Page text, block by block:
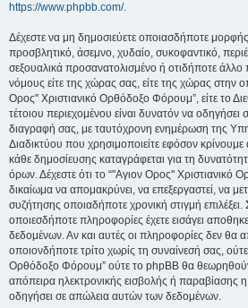
https://www.phpbb.com/.
Δέχεστε να μη δημοσιεύετε οποιασδήποτε μορφής
προσβλητικό, άσεμνο, χυδαίο, συκοφαντικό,
σεξουαλικά προσανατολισμένο ή οτιδήποτε άλλο
νόμους είτε της χώρας σας, είτε της χώρας στην
Ορος" Χριστιανικό Ορθόδοξο Φόρουμ”, είτε το
τέτοιου περιεχομένου είναι δυνατόν να οδηγήσει
διαγραφή σας, με ταυτόχρονη ενημέρωση της
Διαδικτύου που χρησιμοποιείτε εφόσον
κάθε δημοσίευσης καταγράφεται για τη
όρων. Δέχεστε ότι το “"Αγιον Ορος" Χριστιανικό
δικαίωμα να απομακρύνει, να επεξεργαστεί, να
συζήτησης οποιαδήποτε χρονική στιγμή επιλέξει.
οποιεσδήποτε πληροφορίες έχετε εισάγει
δεδομένων. Αν και αυτές οι πληροφορίες δεν θα
οποιονδήποτε τρίτο χωρίς τη συναίνεσή σας,
Ορθόδοξο Φόρουμ” ούτε το phpBB θα
απόπειρα ηλεκτρονικής εισβολής ή παραβίασης
οδηγήσει σε απώλεια αυτών των δεδομένων.